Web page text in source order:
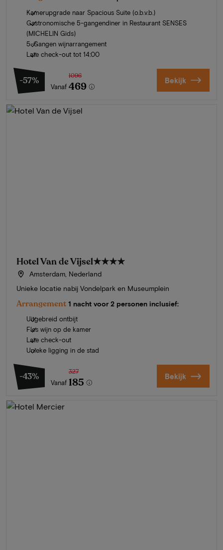
Kamerupgrade naar Spacious Suite (o.b.v.b.)
Gastronomische 5-gangendiner in Restaurant SENSES
(MICHELIN Gids)
5-Gangen wijnarrangement
Late check-out tot 14:00
-57%
Vanaf
1096
469 Bekijk
Hotel Van de Vijsel★★★★
Amsterdam, Nederland
Unieke locatie nabij Vondelpark en Museumplein
Arrangement 1 nacht voor 2 personen inclusief:
Uitgebreid ontbijt
Fles wijn op de kamer
Late check-out
Unieke ligging in de stad
-43%
Vanaf
327
185 Bekijk